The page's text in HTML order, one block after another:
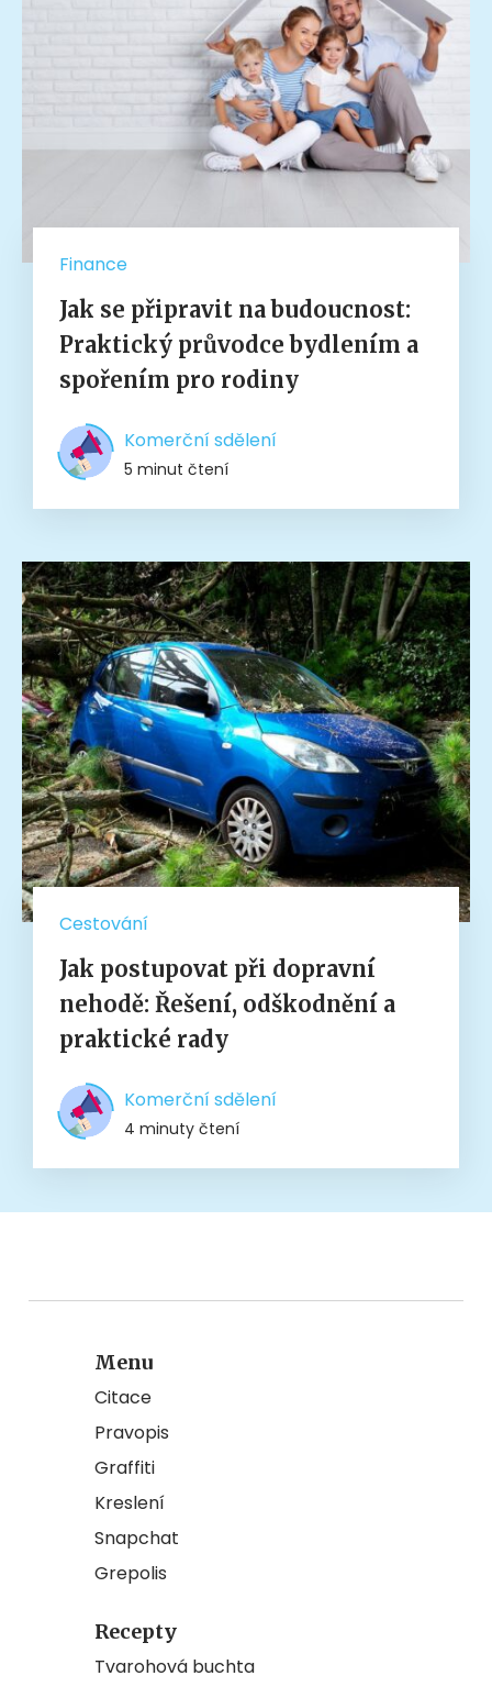
Finance
Jak se připravit na budoucnost:
Praktický průvodce bydlením a
spořením pro rodiny
Komerční sdělení
5 minut čtení
Cestování
Jak postupovat při dopravní
nehodě: Řešení, odškodnění a
praktické rady
Komerční sdělení
4 minuty čtení
Menu
Citace
Pravopis
Graffiti
Kreslení
Snapchat
Grepolis
Recepty
Tvarohová buchta